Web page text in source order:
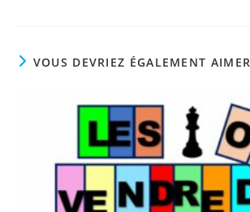
VOUS DEVRIEZ ÉGALEMENT AIMER